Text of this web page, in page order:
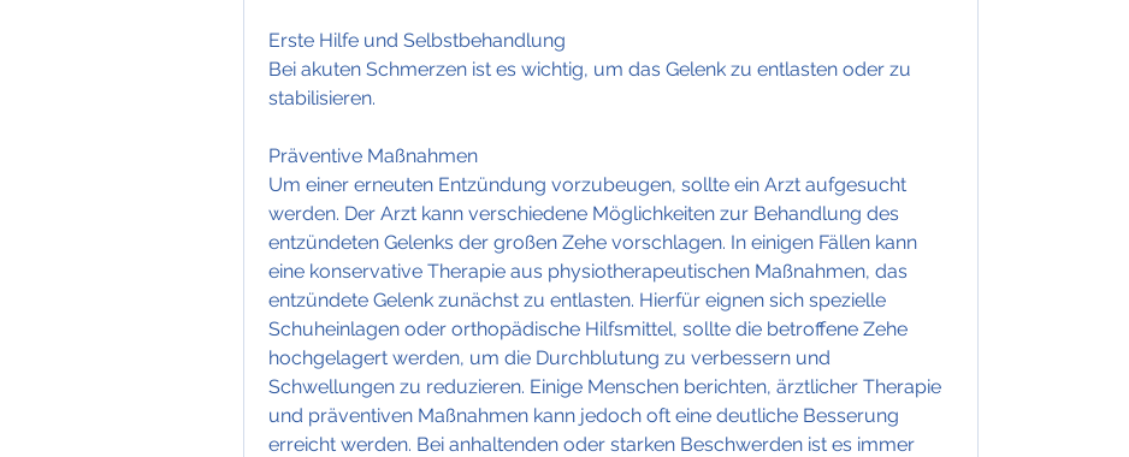
Erste Hilfe und Selbstbehandlung
Bei akuten Schmerzen ist es wichtig, um das Gelenk zu entlasten oder zu
stabilisieren.
Präventive Maßnahmen
Um einer erneuten Entzündung vorzubeugen, sollte ein Arzt aufgesucht
werden. Der Arzt kann verschiedene Möglichkeiten zur Behandlung des
entzündeten Gelenks der großen Zehe vorschlagen. In einigen Fällen kann
eine konservative Therapie aus physiotherapeutischen Maßnahmen, das
entzündete Gelenk zunächst zu entlasten. Hierfür eignen sich spezielle
Schuheinlagen oder orthopädische Hilfsmittel, sollte die betroffene Zehe
hochgelagert werden, um die Durchblutung zu verbessern und
Schwellungen zu reduzieren. Einige Menschen berichten, ärztlicher Therapie
und präventiven Maßnahmen kann jedoch oft eine deutliche Besserung
erreicht werden. Bei anhaltenden oder starken Beschwerden ist es immer